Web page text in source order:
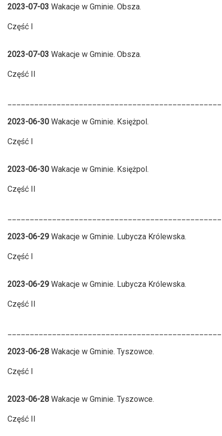
2023-07-03 Wakacje w Gminie. Obsza.
Część I
2023-07-03 Wakacje w Gminie. Obsza.
Część II
2023-06-30 Wakacje w Gminie. Księżpol.
Część I
2023-06-30 Wakacje w Gminie. Księżpol.
Część II
2023-06-29 Wakacje w Gminie. Lubycza Królewska.
Część I
2023-06-29 Wakacje w Gminie. Lubycza Królewska.
Część II
2023-06-28 Wakacje w Gminie. Tyszowce.
Część I
2023-06-28 Wakacje w Gminie. Tyszowce.
Część II